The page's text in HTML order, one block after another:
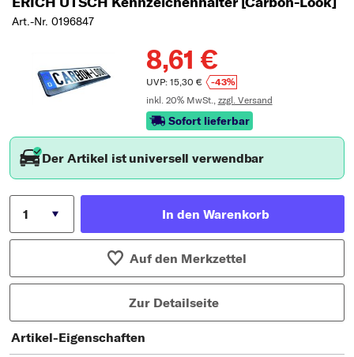
Art.-Nr. 0196847
8,61 €
UVP: 15,30 €
-43%
inkl. 20% MwSt., zzgl. Versand
Sofort lieferbar
Der Artikel ist universell verwendbar
In den Warenkorb
Auf den Merkzettel
Zur Detailseite
Artikel-Eigenschaften